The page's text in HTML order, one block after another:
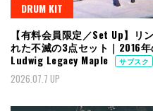
DRUM KIT
【有料会員限定／Set Up】リ
れた不滅の3点セット｜2016
Ludwig Legacy Maple
サブスク
2026.07.7 UP